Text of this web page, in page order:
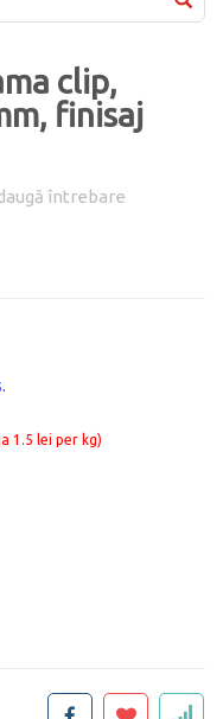
clip,
finisaj
întrebare
1.5 lei per kg)